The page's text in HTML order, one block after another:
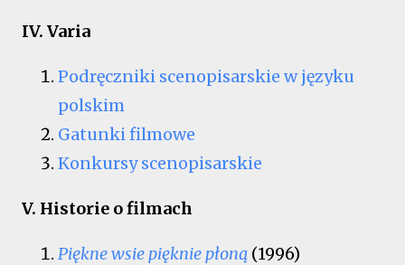
IV. Varia
Podręczniki scenopisarskie w języku
polskim
Gatunki filmowe
Konkursy scenopisarskie
V. Historie o filmach
Piękne wsie pięknie płoną (1996)